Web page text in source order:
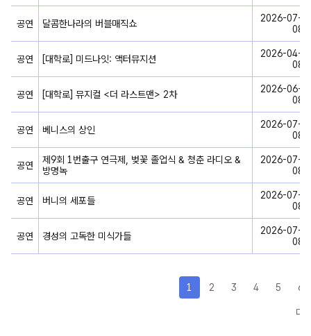
공연 달콤한나라의 버블매직쇼
2026-07-
08-
공연 [대학로] 미드나잇: 액터뮤지션
2026-04-
08-
공연 [대학로] 뮤지컬 <더 라스트맨> 2차
2026-06-
08-
공연 베니스의 상인
2026-07-
08-
공연
제9회 1번출구 연극제, 벚꽃 졸업식 & 청춘 라디오 &
방명녹
2026-07-
08-
공연 버니의 세포들
2026-07-
08-
공연 경성의 고독한 미식가들
2026-07-
08-
1 2 3 4 5 6
다